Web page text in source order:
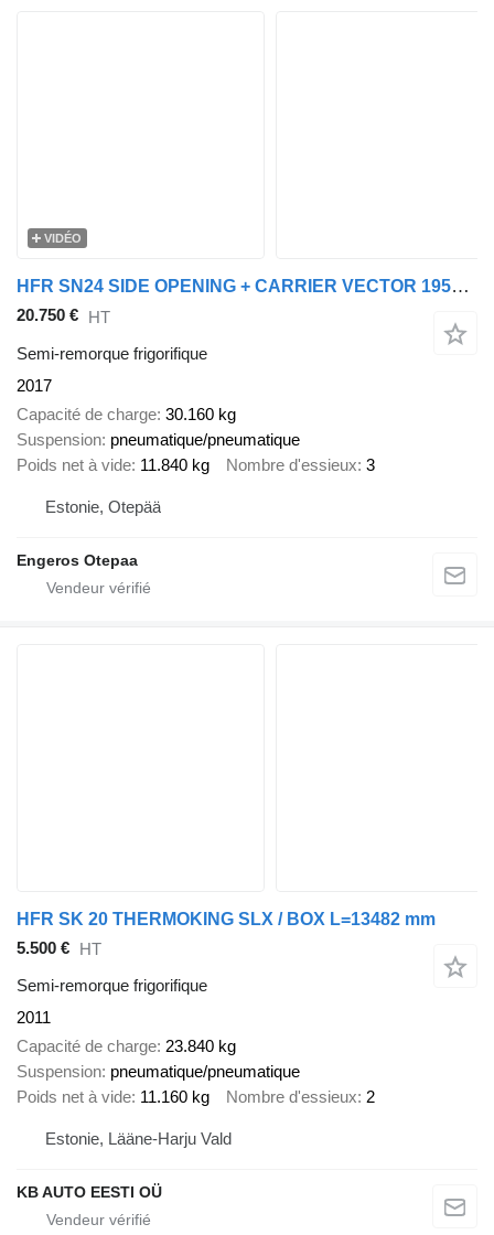
VIDÉO
HFR SN24 SIDE OPENING + CARRIER VECTOR 1950MT
20.750 € HT
Semi-remorque frigorifique
2017
Capacité de charge 30.160 kg
Suspension pneumatique/pneumatique
Poids net à vide 11.840 kg Nombre d'essieux 3
Estonie, Otepää
Engeros Otepaa
HFR SK 20 THERMOKING SLX / BOX L=13482 mm
5.500 € HT
Semi-remorque frigorifique
2011
Capacité de charge 23.840 kg
Suspension pneumatique/pneumatique
Poids net à vide 11.160 kg Nombre d'essieux 2
Estonie, Lääne-Harju Vald
KB AUTO EESTI OÜ